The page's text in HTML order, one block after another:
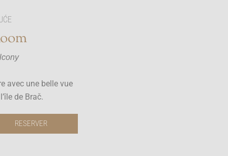
avec une belle vue
de Brač.
RESERVER